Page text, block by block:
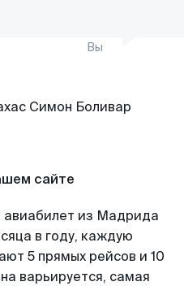
Вы
сайте
авиабилет из Мадрида
в году, каждую
5 прямых рейсов и 10
варьируется, самая